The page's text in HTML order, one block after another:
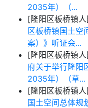
2035年）（...
[隆阳区板桥镇
区板桥镇国土空
案）》听证会...
[隆阳区板桥镇
府关于举行隆阳
2035年）（草...
[隆阳区板桥镇
国土空间总体规